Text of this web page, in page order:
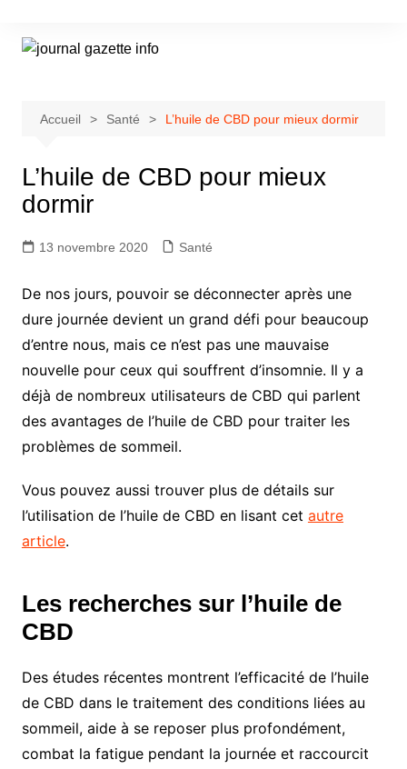
contenu
Accueil Santé L’huile de CBD pour mieux dormir
L’huile de CBD pour mieux
dormir
13 novembre 2020 Santé
De nos jours, pouvoir se déconnecter après une
dure journée devient un grand défi pour beaucoup
d’entre nous, mais ce n’est pas une mauvaise
nouvelle pour ceux qui souffrent d’insomnie. Il y a
déjà de nombreux utilisateurs de CBD qui parlent
des avantages de l’huile de CBD pour traiter les
problèmes de sommeil.
Vous pouvez aussi trouver plus de détails sur
l’utilisation de l’huile de CBD en lisant cet autre
article.
Les recherches sur l’huile de
CBD
Des études récentes montrent l’efficacité de l’huile
de CBD dans le traitement des conditions liées au
sommeil, aide à se reposer plus profondément,
combat la fatigue pendant la journée et raccourcit